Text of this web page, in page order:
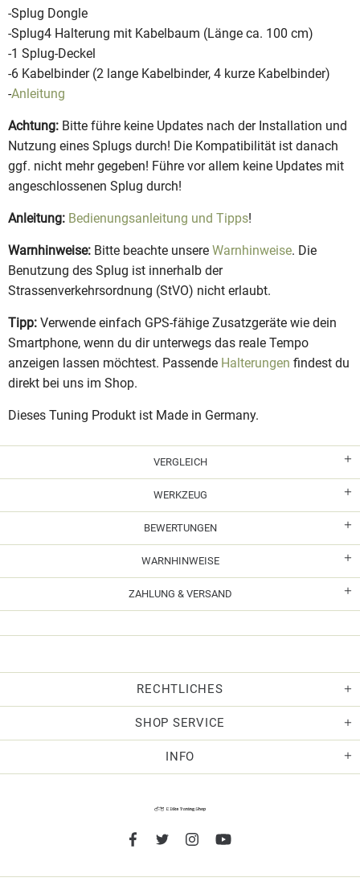
-Splug Dongle
-Splug4 Halterung mit Kabelbaum (Länge ca. 100 cm)
-1 Splug-Deckel
-6 Kabelbinder (2 lange Kabelbinder, 4 kurze Kabelbinder)
-Anleitung
Achtung: Bitte führe keine Updates nach der Installation und
Nutzung eines Splugs durch! Die Kompatibilität ist danach
ggf. nicht mehr gegeben! Führe vor allem keine Updates mit
angeschlossenen Splug durch!
Anleitung: Bedienungsanleitung und Tipps!
Warnhinweise: Bitte beachte unsere Warnhinweise. Die
Benutzung des Splug ist innerhalb der
Strassenverkehrsordnung (StVO) nicht erlaubt.
Tipp: Verwende einfach GPS-fähige Zusatzgeräte wie dein
Smartphone, wenn du dir unterwegs das reale Tempo
anzeigen lassen möchtest. Passende Halterungen findest du
direkt bei uns im Shop.
Dieses Tuning Produkt ist Made in Germany.
VERGLEICH
WERKZEUG
BEWERTUNGEN
WARNHINWEISE
ZAHLUNG & VERSAND
RECHTLICHES
SHOP SERVICE
INFO